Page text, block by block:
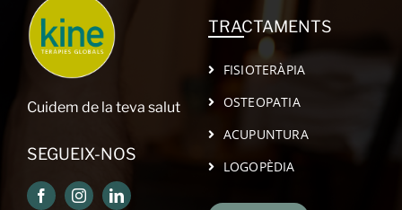
Cuidem de la teva salut
SEGUEIX-NOS
TRACTAMENTS
FISIOTERÀPIA
OSTEOPATIA
ACUPUNTURA
LOGOPÈDIA